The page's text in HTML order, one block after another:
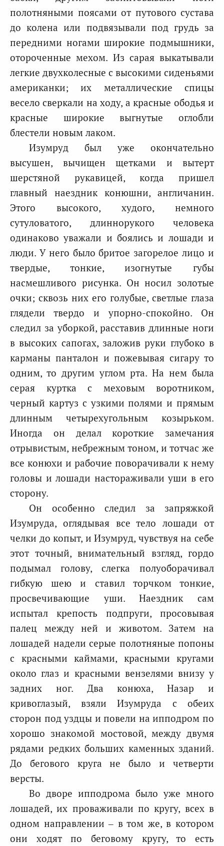
полотняными поясами от путового сустава
до колена или подвязывали под грудь за
передними ногами широкие подмышники,
отороченные мехом. Из сарая выкатывали
легкие двухколесные с высокими сиденьями
американки; их металлические спицы
весело сверкали на ходу, а красные ободья и
красные широкие выгнутые оглобли
блестели новым лаком.
Изумруд был уже окончательно
высушен, вычищен щетками и вытерт
шерстяной рукавицей, когда пришел
главный наездник конюшни, англичанин.
Этого высокого, худого, немного
сутуловатого, длиннорукого человека
одинаково уважали и боялись и лошади и
люди. У него было бритое загорелое лицо и
твердые, тонкие, изогнутые губы
насмешливого рисунка. Он носил золотые
очки; сквозь них его голубые, светлые глаза
глядели твердо и упорно-спокойно. Он
следил за уборкой, расставив длинные ноги
в высоких сапогах, заложив руки глубоко в
карманы панталон и пожевывая сигару то
одним, то другим углом рта. На нем была
серая куртка с меховым воротником,
черный картуз с узкими полями и прямым
длинным четырехугольным козырьком.
Иногда он делал короткие замечания
отрывистым, небрежным тоном, и тотчас же
все конюхи и рабочие поворачивали к нему
головы и лошади настораживали уши в его
сторону.
Он особенно следил за запряжкой
Изумруда, оглядывая все тело лошади от
челки до копыт, и Изумруд, чувствуя на себе
этот точный, внимательный взгляд, гордо
подымал голову, слегка полуоборачивал
гибкую шею и ставил торчком тонкие,
просвечивающие уши. Наездник сам
испытал крепость подпруги, просовывая
палец между ней и животом. Затем на
лошадей надели серые полотняные попоны
с красными каймами, красными кругами
около глаз и красными вензелями внизу у
задних ног. Два конюха, Назар и
кривоглазый, взяли Изумруда с обеих
сторон под уздцы и повели на ипподром по
хорошо знакомой мостовой, между двумя
рядами редких больших каменных зданий.
До бегового круга не было и четверти
версты.
Во дворе ипподрома было уже много
лошадей, их проваживали по кругу, всех в
одном направлении – в том же, в котором
они ходят по беговому кругу, то есть